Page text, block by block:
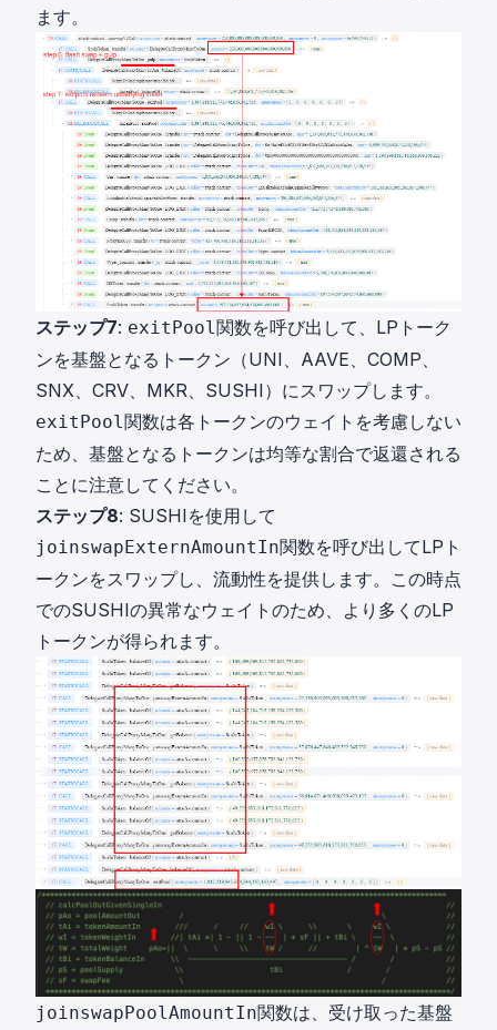
ます。
ステップ7: exitPool関数を呼び出して、LPトーク
ンを基盤となるトークン（UNI、AAVE、COMP、
SNX、CRV、MKR、SUSHI）にスワップします。
exitPool関数は各トークンのウェイトを考慮しない
ため、基盤となるトークンは均等な割合で返還される
ことに注意してください。
ステップ8: SUSHIを使用して
joinswapExternAmountIn関数を呼び出してLPト
ークンをスワップし、流動性を提供します。この時点
でのSUSHIの異常なウェイトのため、より多くのLP
トークンが得られます。
joinswapPoolAmountIn関数は、受け取った基盤